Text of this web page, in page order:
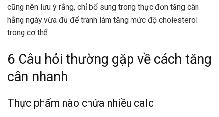
cũng nên lưu ý rằng, chỉ bổ sung trong thực đơn tăng cân
hằng ngày vừa đủ để tránh làm tăng mức độ cholesterol
trong cơ thể.
6 Câu hỏi thường gặp về cách tăng
cân nhanh
Thực phẩm nào chứa nhiều calo